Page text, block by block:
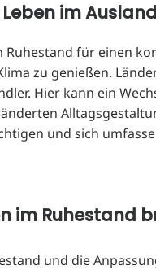
im
Ruhestand für einen
zu genießen.
Hier kann ein
und sich
im Ruhestand
und die